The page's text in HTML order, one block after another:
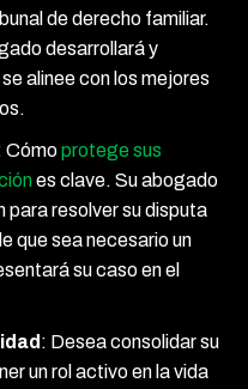
de derecho familiar.
desarrollará y
alinee con los mejores
Cómoprotege sus
es clave. Su abogado
para resolver su disputa
que sea necesario un
su caso en el
: Desea consolidar su
un rol activo en la vida